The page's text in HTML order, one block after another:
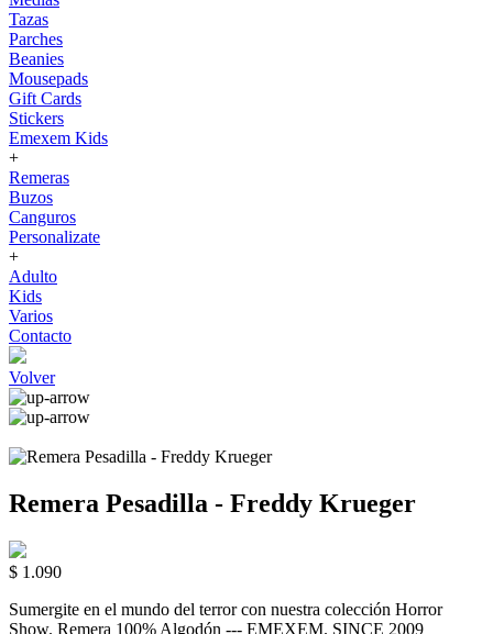
Tazas
Parches
Beanies
Mousepads
Gift Cards
Stickers
Emexem Kids
+
Remeras
Buzos
Canguros
Personalizate
+
Adulto
Kids
Varios
Contacto
Volver
Remera Pesadilla - Freddy Krueger
$ 1.090
Sumergite en el mundo del terror con nuestra colección Horror
Show. Remera 100% Algodón --- EMEXEM. SINCE 2009